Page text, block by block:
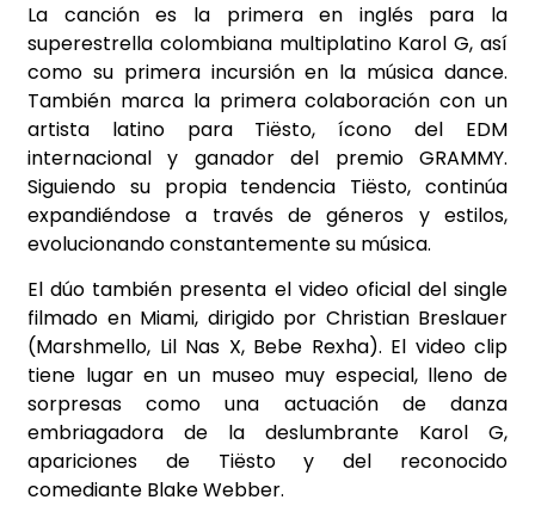
La canción es la primera en inglés para la
superestrella colombiana multiplatino Karol G, así
como su primera incursión en la música dance.
También marca la primera colaboración con un
artista latino para Tiësto, ícono del EDM
internacional y ganador del premio GRAMMY.
Siguiendo su propia tendencia Tiësto, continúa
expandiéndose a través de géneros y estilos,
evolucionando constantemente su música.
El dúo también presenta el video oficial del single
filmado en Miami, dirigido por Christian Breslauer
(Marshmello, Lil Nas X, Bebe Rexha). El video clip
tiene lugar en un museo muy especial, lleno de
sorpresas como una actuación de danza
embriagadora de la deslumbrante Karol G,
apariciones de Tiësto y del reconocido
comediante Blake Webber.